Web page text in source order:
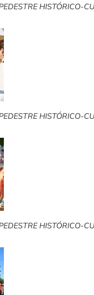
HISTÓRICO-
HISTÓRICO-
HISTÓRICO-